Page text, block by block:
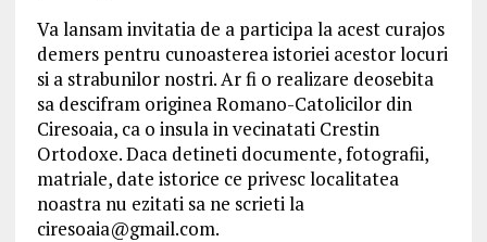
Va lansam invitatia de a participa la acest curajos
demers pentru cunoasterea istoriei acestor locuri
si a strabunilor nostri. Ar fi o realizare deosebita
sa descifram originea Romano-Catolicilor din
Ciresoaia, ca o insula in vecinatati Crestin
Ortodoxe. Daca detineti documente, fotografii,
matriale, date istorice ce privesc localitatea
noastra nu ezitati sa ne scrieti la
ciresoaia@gmail.com.